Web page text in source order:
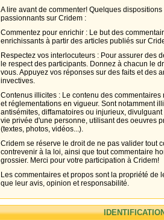
A lire avant de commenter! Quelques
passionnants sur Cridem :
Commentez pour enrichir : Le but des
enrichissants à partir des articles publiés sur
Respectez vos interlocuteurs : Pour assurer des
le respect des participants. Donnez à chacun le
vous. Appuyez vos réponses sur des faits et des
invectives.
Contenus illicites : Le contenu des
et réglementations en vigueur. Sont notamment
antisémites, diffamatoires ou injurieux,
vie privée d'une personne, utilisant des oeuvres
(textes, photos, vidéos...).
Cridem se réserve le droit de ne pas valider tout
contrevenir à la loi, ainsi que tout commentaire
grossier. Merci pour votre participation à Cridem!
Les commentaires et propos sont la propriété de
que leur avis, opinion et responsabilité.